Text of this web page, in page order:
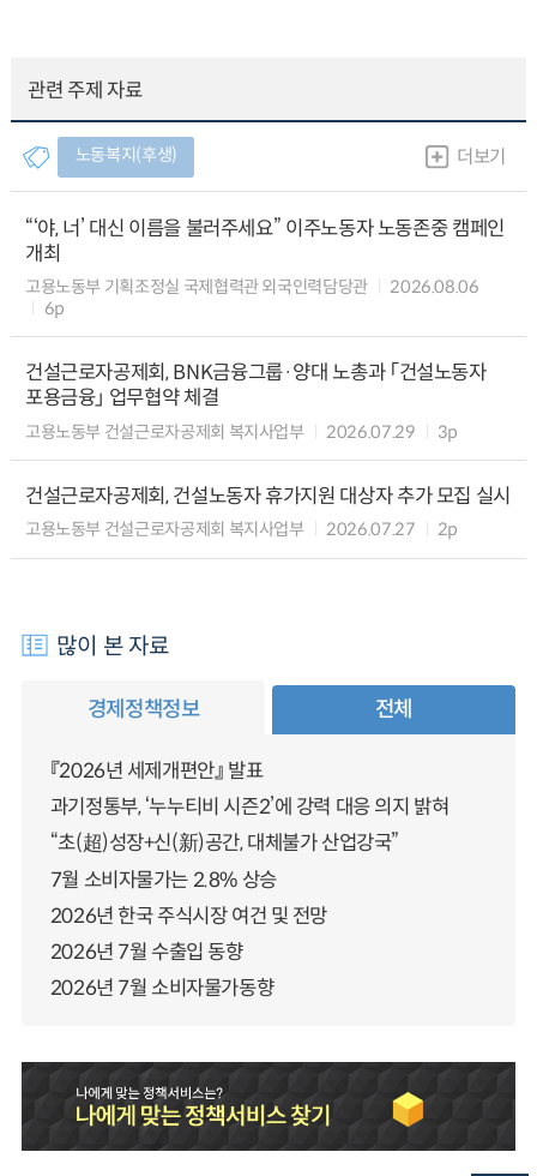
관련 주제 자료
노동복지(후생) 더보기
“‘야, 너’ 대신 이름을 불러주세요” 이주노동자 노동존중 캠페인
개최
고용노동부 기획조정실 국제협력관 외국인력담당관
2026.08.06
6p
건설근로자공제회, BNK금융그룹·양대 노총과 「건설노동자
포용금융」 업무협약 체결
고용노동부 건설근로자공제회 복지사업부 2026.07.29 3p
건설근로자공제회, 건설노동자 휴가지원 대상자 추가 모집 실시
고용노동부 건설근로자공제회 복지사업부 2026.07.27 2p
많이 본 자료
경제정책정보 전체
『2026년 세제개편안』 발표
과기정통부, ‘누누티비 시즌2’에 강력 대응 의지 밝혀
“초(超)성장+신(新)공간, 대체불가 산업강국”
7월 소비자물가는 2.8% 상승
2026년 한국 주식시장 여건 및 전망
2026년 7월 수출입 동향
2026년 7월 소비자물가동향